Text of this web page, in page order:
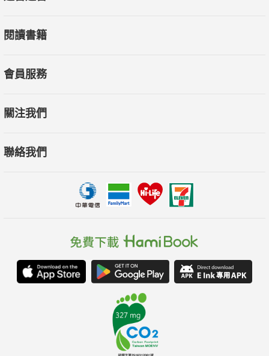
閱讀書籍
會員服務
關注我們
聯絡我們